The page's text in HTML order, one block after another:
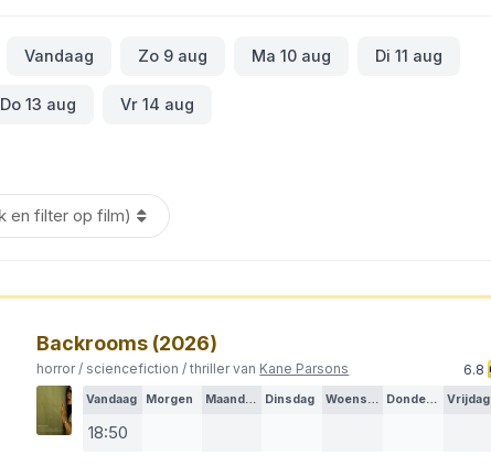
Vandaag Zo 9 aug Ma 10 aug Di 11 aug
Do 13 aug Vr 14 aug
Backrooms (2026)
horror / sciencefiction / thriller van Kane Parsons 6.8
Vandaag Morgen Maandag Dinsdag Woensdag Donderdag Vrijdag
18:50